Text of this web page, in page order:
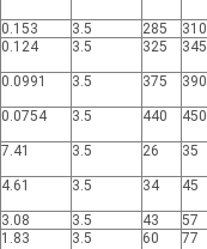
0.153 3.5 285
310
0.124 3.5 325 345
0.0991 3.5 375 390
0.0754 3.5 440 450
7.41 3.5 26 35
4.61 3.5 34 45
3.08 3.5 43
57
1.83 3.5 60 77